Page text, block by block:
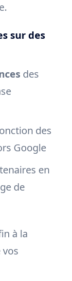
sur des
des
des
Google
en
de
à la